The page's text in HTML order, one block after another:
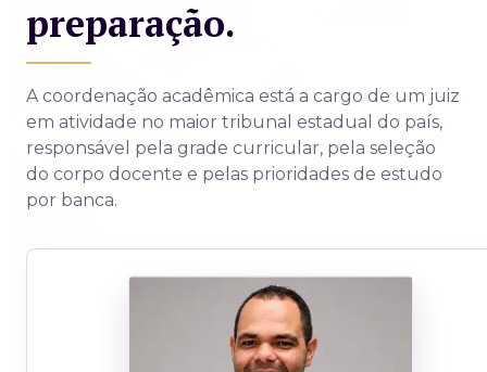
preparação.
A coordenação acadêmica está a cargo de um juiz
em atividade no maior tribunal estadual do país,
responsável pela grade curricular, pela seleção
do corpo docente e pelas prioridades de estudo
por banca.